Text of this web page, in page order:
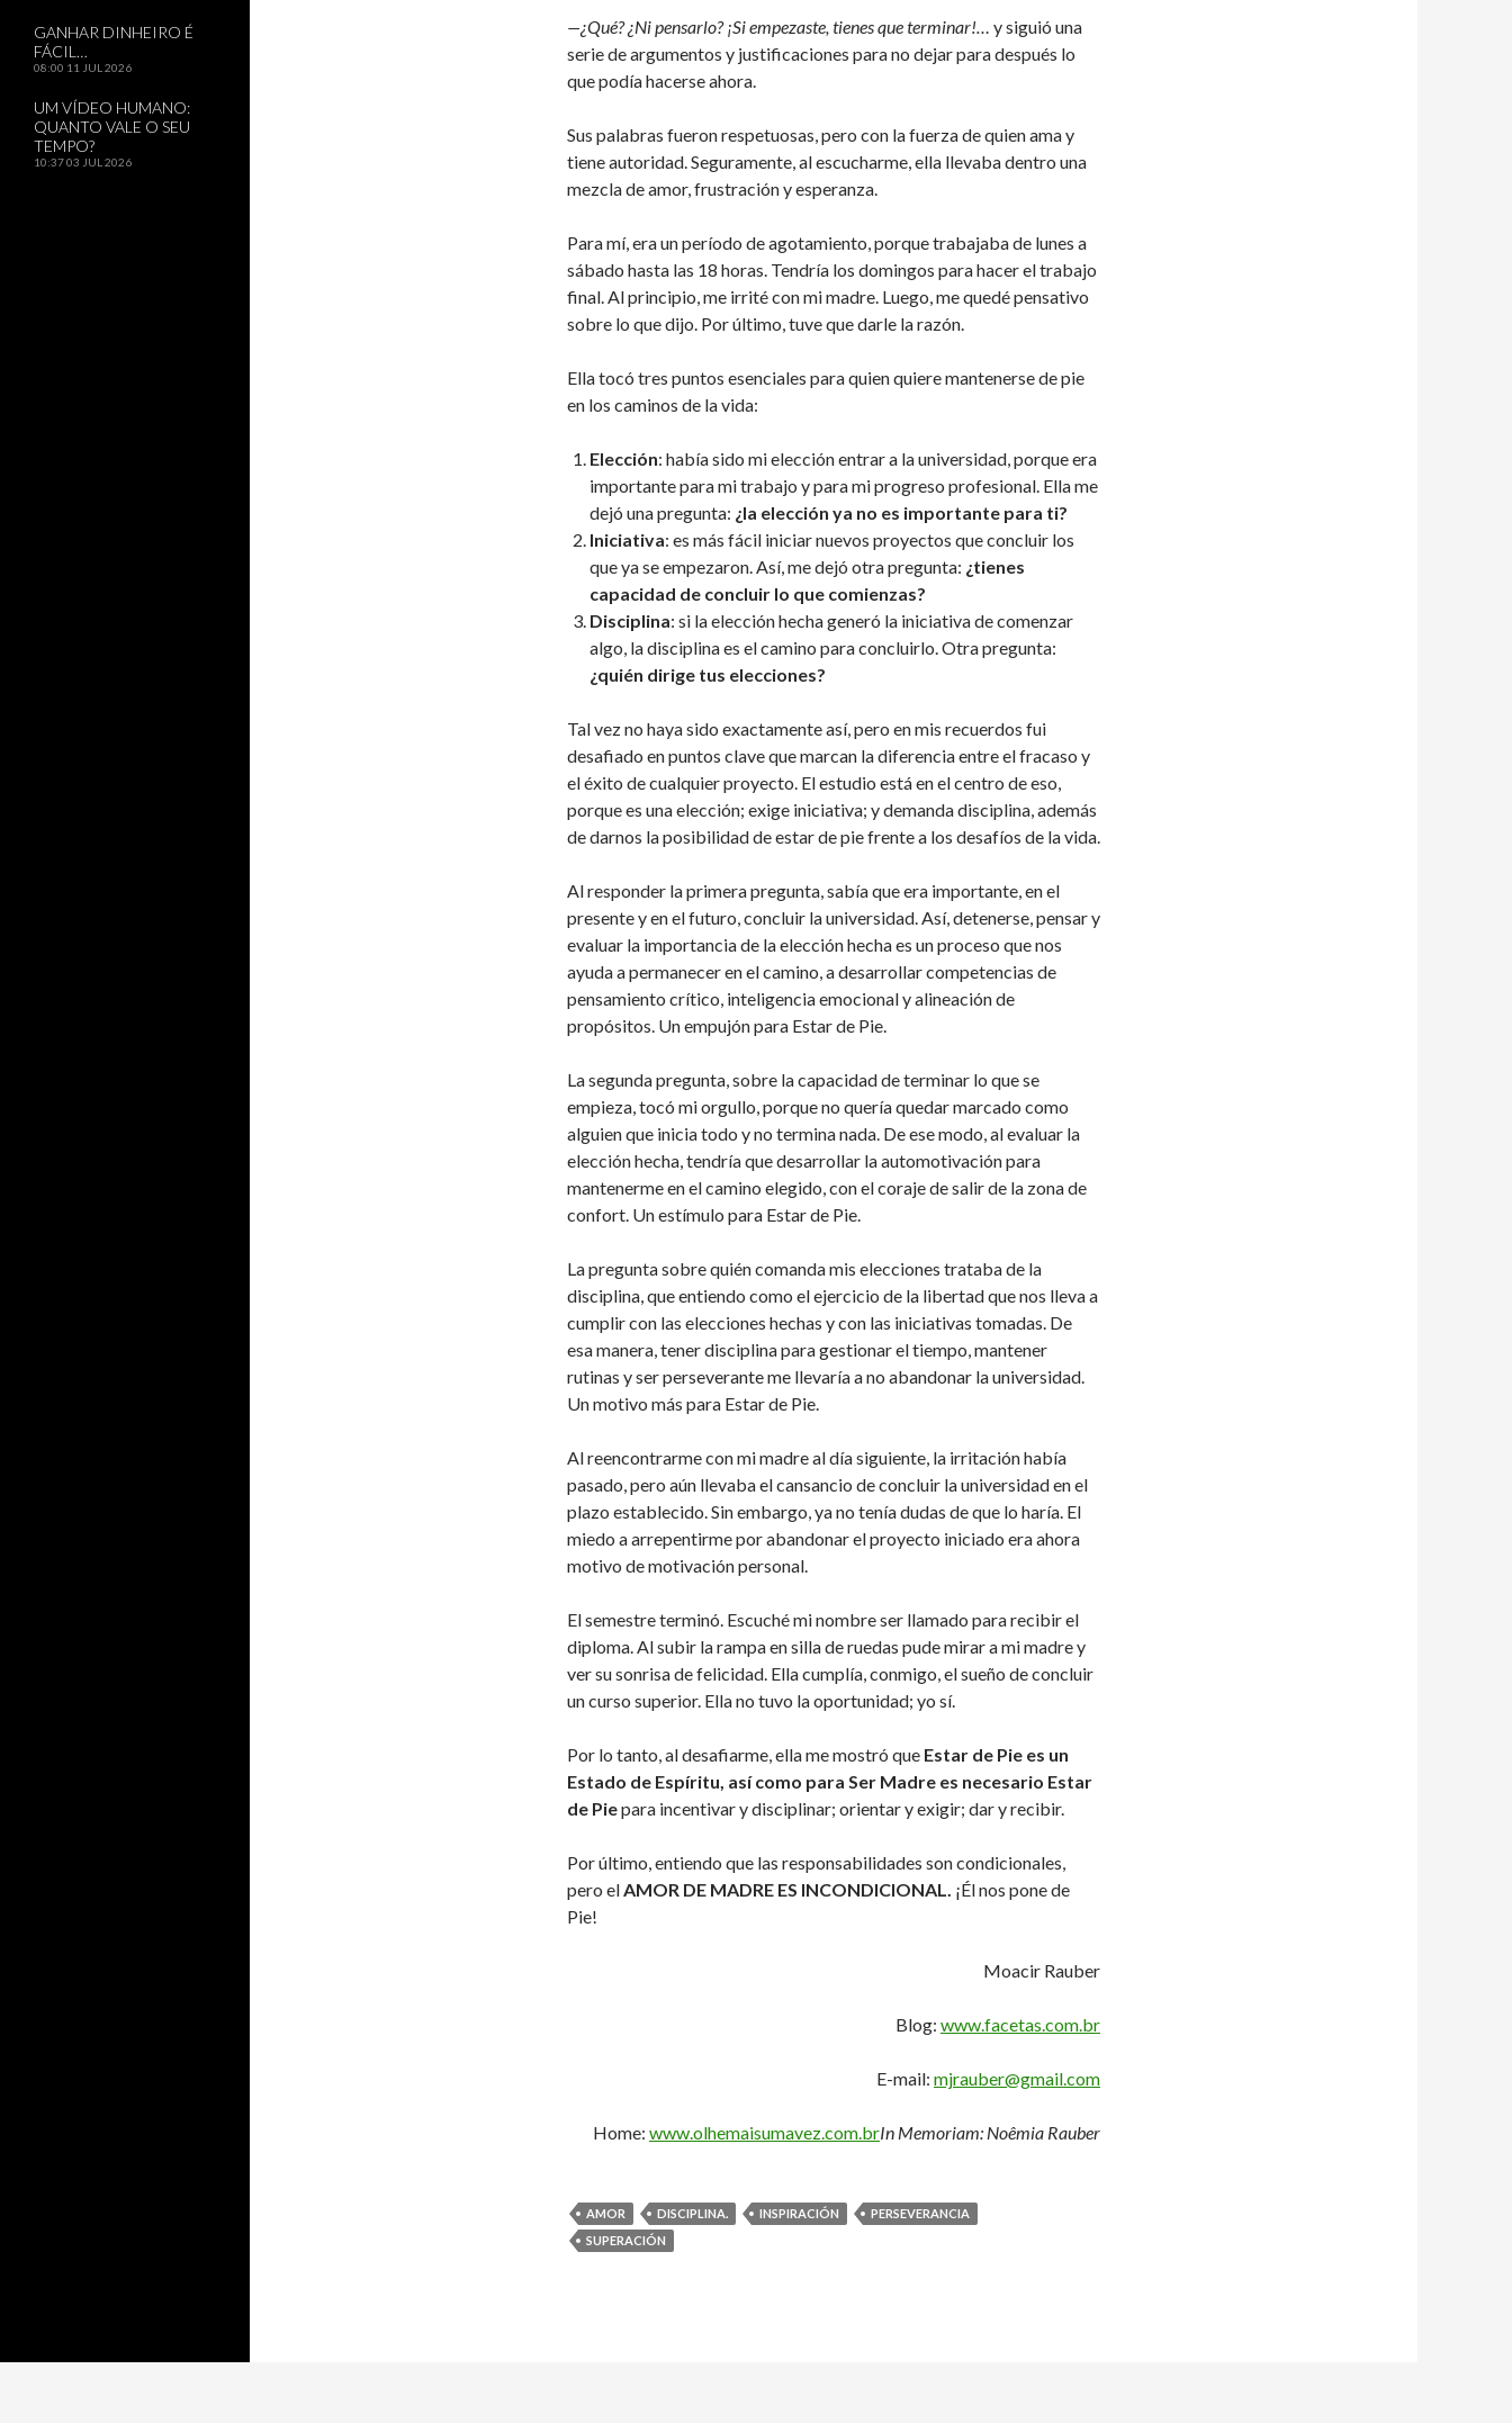
—¿Qué? ¿Ni pensarlo? ¡Si empezaste, tienes que terminar!… y siguió una
serie de argumentos y justificaciones para no dejar para después lo
que podía hacerse ahora.
Sus palabras fueron respetuosas, pero con la fuerza de quien ama y
tiene autoridad. Seguramente, al escucharme, ella llevaba dentro una
mezcla de amor, frustración y esperanza.
Para mí, era un período de agotamiento, porque trabajaba de lunes a
sábado hasta las 18 horas. Tendría los domingos para hacer el trabajo
final. Al principio, me irrité con mi madre. Luego, me quedé pensativo
sobre lo que dijo. Por último, tuve que darle la razón.
Ella tocó tres puntos esenciales para quien quiere mantenerse de pie
en los caminos de la vida:
Elección: había sido mi elección entrar a la universidad, porque era
importante para mi trabajo y para mi progreso profesional. Ella me
dejó una pregunta: ¿la elección ya no es importante para ti?
Iniciativa: es más fácil iniciar nuevos proyectos que concluir los
que ya se empezaron. Así, me dejó otra pregunta: ¿tienes
capacidad de concluir lo que comienzas?
Disciplina: si la elección hecha generó la iniciativa de comenzar
algo, la disciplina es el camino para concluirlo. Otra pregunta:
¿quién dirige tus elecciones?
Tal vez no haya sido exactamente así, pero en mis recuerdos fui
desafiado en puntos clave que marcan la diferencia entre el fracaso y
el éxito de cualquier proyecto. El estudio está en el centro de eso,
porque es una elección; exige iniciativa; y demanda disciplina, además
de darnos la posibilidad de estar de pie frente a los desafíos de la vida.
Al responder la primera pregunta, sabía que era importante, en el
presente y en el futuro, concluir la universidad. Así, detenerse, pensar y
evaluar la importancia de la elección hecha es un proceso que nos
ayuda a permanecer en el camino, a desarrollar competencias de
pensamiento crítico, inteligencia emocional y alineación de
propósitos. Un empujón para Estar de Pie.
La segunda pregunta, sobre la capacidad de terminar lo que se
empieza, tocó mi orgullo, porque no quería quedar marcado como
alguien que inicia todo y no termina nada. De ese modo, al evaluar la
elección hecha, tendría que desarrollar la automotivación para
mantenerme en el camino elegido, con el coraje de salir de la zona de
confort. Un estímulo para Estar de Pie.
La pregunta sobre quién comanda mis elecciones trataba de la
disciplina, que entiendo como el ejercicio de la libertad que nos lleva a
cumplir con las elecciones hechas y con las iniciativas tomadas. De
esa manera, tener disciplina para gestionar el tiempo, mantener
rutinas y ser perseverante me llevaría a no abandonar la universidad.
Un motivo más para Estar de Pie.
Al reencontrarme con mi madre al día siguiente, la irritación había
pasado, pero aún llevaba el cansancio de concluir la universidad en el
plazo establecido. Sin embargo, ya no tenía dudas de que lo haría. El
miedo a arrepentirme por abandonar el proyecto iniciado era ahora
motivo de motivación personal.
El semestre terminó. Escuché mi nombre ser llamado para recibir el
diploma. Al subir la rampa en silla de ruedas pude mirar a mi madre y
ver su sonrisa de felicidad. Ella cumplía, conmigo, el sueño de concluir
un curso superior. Ella no tuvo la oportunidad; yo sí.
Por lo tanto, al desafiarme, ella me mostró que Estar de Pie es un
Estado de Espíritu, así como para Ser Madre es necesario Estar
de Piepara incentivar y disciplinar; orientar y exigir; dar y recibir.
Por último, entiendo que las responsabilidades son condicionales,
pero elAMOR DE MADRE ES INCONDICIONAL. ¡Él nos pone de
Pie!
Moacir Rauber
Blog: www.facetas.com.br
E-mail: mjrauber@gmail.com
Home: www.olhemaisumavez.com.brIn Memoriam: Noêmia Rauber
AMOR DISCIPLINA. INSPIRACIÓN
PERSEVERANCIA
SUPERACIÓN
GANHAR DINHEIRO É
FÁCIL…
08:00 11 JUL 2026
UM VÍDEO HUMANO:
QUANTO VALE O SEU
TEMPO?
10:3703 JUL 2026